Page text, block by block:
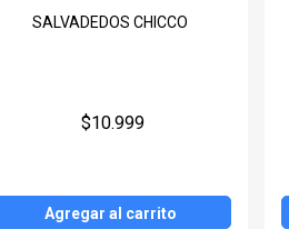
SALVADEDOS CHICCO
$10.999
Agregar al carrito